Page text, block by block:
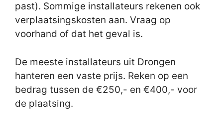
past). Sommige installateurs rekenen ook
verplaatsingskosten aan. Vraag op
voorhand of dat het geval is.
De meeste installateurs uit Drongen
hanteren een vaste prijs. Reken op een
bedrag tussen de €250,- en €400,- voor
de plaatsing.